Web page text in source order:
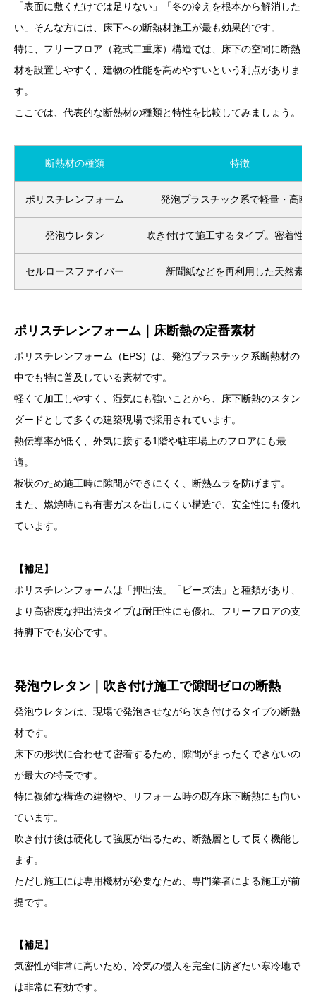
「表面に敷くだけでは足りない」「冬の冷えを根本から解消した
い」そんな方には、床下への断熱材施工が最も効果的です。
特に、フリーフロア（乾式二重床）構造では、床下の空間に断熱
材を設置しやすく、建物の性能を高めやすいという利点がありま
す。
ここでは、代表的な断熱材の種類と特性を比較してみましょう。
断熱材の種類 特徴
ポリスチレンフォーム 発泡プラスチック系で軽量・高断
発泡ウレタン 吹き付けて施工するタイプ。密着性
セルロースファイバー 新聞紙などを再利用した天然素材
ポリスチレンフォーム｜床断熱の定番素材
ポリスチレンフォーム（EPS）は、発泡プラスチック系断熱材の
中でも特に普及している素材です。
軽くて加工しやすく、湿気にも強いことから、床下断熱のスタン
ダードとして多くの建築現場で採用されています。
熱伝導率が低く、外気に接する1階や駐車場上のフロアにも最
適。
板状のため施工時に隙間ができにくく、断熱ムラを防げます。
また、燃焼時にも有害ガスを出しにくい構造で、安全性にも優れ
ています。
【補足】
ポリスチレンフォームは「押出法」「ビーズ法」と種類があり、
より高密度な押出法タイプは耐圧性にも優れ、フリーフロアの支
持脚下でも安心です。
発泡ウレタン｜吹き付け施工で隙間ゼロの断熱
発泡ウレタンは、現場で発泡させながら吹き付けるタイプの断熱
材です。
床下の形状に合わせて密着するため、隙間がまったくできないの
が最大の特長です。
特に複雑な構造の建物や、リフォーム時の既存床下断熱にも向い
ています。
吹き付け後は硬化して強度が出るため、断熱層として長く機能し
ます。
ただし施工には専用機材が必要なため、専門業者による施工が前
提です。
【補足】
気密性が非常に高いため、冷気の侵入を完全に防ぎたい寒冷地で
は非常に有効です。